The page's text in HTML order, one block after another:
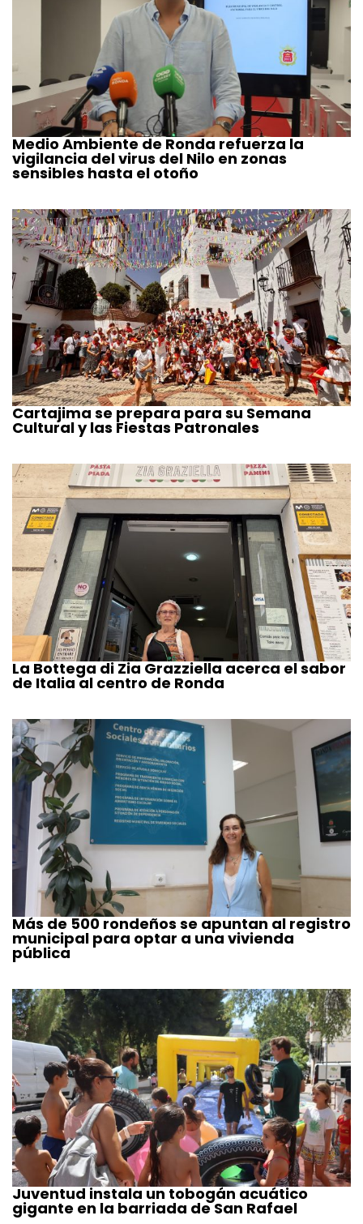
Medio Ambiente de Ronda refuerza la
vigilancia del virus del Nilo en zonas
sensibles hasta el otoño
Cartajima se prepara para su Semana
Cultural y las Fiestas Patronales
La Bottega di Zia Grazziella acerca el sabor
de Italia al centro de Ronda
Más de 500 rondeños se apuntan al registro
municipal para optar a una vivienda
pública
Juventud instala un tobogán acuático
gigante en la barriada de San Rafael